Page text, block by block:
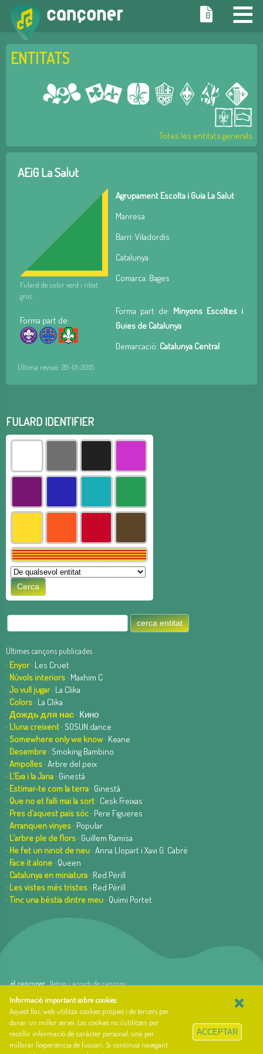
≡
0
ENTITATS
Totes les entitats generals
AEiG La Salut
Fulard de color verd i ribet
groc.
Forma part de:
Agrupament Escolta i Guia La Salut
Manresa
Barri: Viladordis
Catalunya
Comarca: Bages
Forma part de: Minyons Escoltes i
Guies de Catalunya
Demarcació: Catalunya Central
Última revisió: 29-01-2015
FULARD IDENTIFIER
Últimes cançons publicades
· Enyor· Les Cruet
· Núvols interiors· Maxhim C
· Jo vull jugar· La Clika
· Colors· La Clika
· Дождь для нас· Кино
· Lluna creixent· SOSUN.dance
· Somewhere only we know· Keane
· Desembre· Smoking Bambino
· Ampolles· Arbre del peix
· L'Eva i la Jana· Ginestà
· Estimar-te com la terra· Ginestà
· Que no et falli mai la sort· Cesk Freixas
· Pres d'aquest país sóc· Pere Figueres
· Arranquen vinyes· Popular
· L'arbre ple de flors· Guillem Ramisa
· He fet un ninot de neu· Anna Llopart i Xavi G. Cabré
· Face it alone· Queen
· Catalunya en miniatura· Red Pèrill
· Les vistes més tristes· Red Pèrill
· Tinc una bèstia dintre meu· Quimi Portet
el cançoner· lletres i acords de cançons
web basada en el Gestior de Continguts
creada per arnAu bellavista
Sobre el cançoner
Qui som i quina és la nostra història?
Llibre d'estil
Informació important sobre cookies.
Aquest lloc web utilitza cookies pròpies i de tercers per
donar un millor servei. Les cookies no s'utilitzen per
recollir informació de caràcter personal, sinó per
millorar l'experiència de l'usuari. Si continua navegant
×
ACCEPTAR